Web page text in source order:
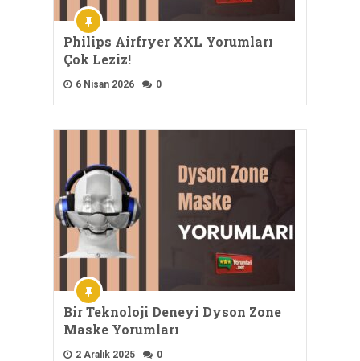
Philips Airfryer XXL Yorumları
Çok Leziz!
6 Nisan 2026 0
Bir Teknoloji Deneyi Dyson Zone
Maske Yorumları
2 Aralık 2025 0